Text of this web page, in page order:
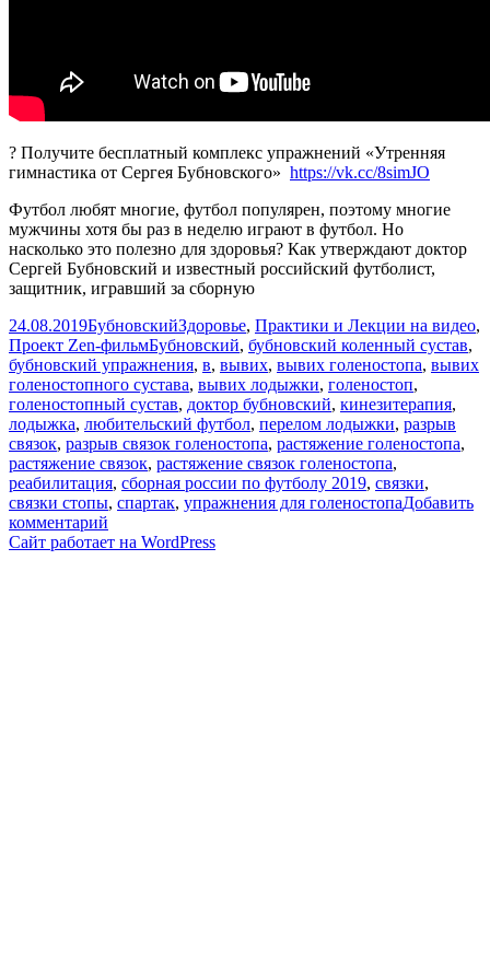
? Получите бесплатный комплекс упражнений «Утренняя
гимнастика от Сергея Бубновского» https://vk.cc/8simJO
Футбол любят многие, футбол популярен, поэтому многие
мужчины хотя бы раз в неделю играют в футбол. Но
насколько это полезно для здоровья? Как утверждают доктор
Сергей Бубновский и известный российский футболист,
защитник, игравший за сборную
Опубликовано
24.08.2019Автор
БубновскийРубрики
Здоровье, Практики и Лекции на видео,
Проект Zen-фильмМетки
Бубновский, бубновский коленный сустав,
бубновский упражнения, в, вывих, вывих голеностопа, вывих
голеностопного сустава, вывих лодыжки, голеностоп,
голеностопный сустав, доктор бубновский, кинезитерапия,
лодыжка, любительский футбол, перелом лодыжки, разрыв
связок, разрыв связок голеностопа, растяжение голеностопа,
растяжение связок, растяжение связок голеностопа,
реабилитация, сборная россии по футболу 2019, связки,
связки стопы, спартак, упражнения для голеностопаДобавить
комментарий
записи
Сайт работает на WordPress